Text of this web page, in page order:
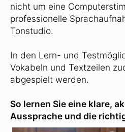
nicht um eine
professionelle
Tonstudio.
In den Lern- und
Vokabeln und Textzeilen
abgespielt werden.
So lernen Sie eine klare,
Aussprache und die